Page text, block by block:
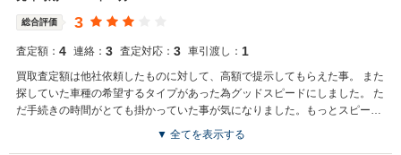
総合評価 3
査定額： 4 連絡： 3 査定対応： 3 車引渡し： 1
買取査定額は他社依頼したものに対して、高額で提示してもらえた事。 また
探していた車種の希望するタイプがあった為グッドスピードにしました。 た
だ手続きの時間がとても掛かっていた事が気になりました。もっとスピーデ
ィーに対応してもらえれば良かったと思います。
▼ 全てを表示する